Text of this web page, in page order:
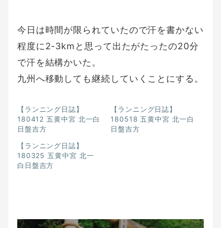
今日は時間が限られていたので汗を書かない
程度に2-3kmと思って出たがたったの20分
で汗を結構かいた。
九州へ移動しても継続していくことにする。
【ランニング日誌】
180412 五黄中宮 北一白
日盤吉方
【ランニング日誌】
180518 五黄中宮 北一白
日盤吉方
【ランニング日誌】
180325 五黄中宮 北一
白日盤吉方